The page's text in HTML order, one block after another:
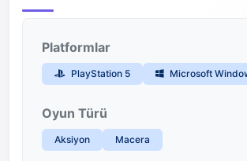
Platformlar
PlayStation 5 Microsoft
Oyun Türü
Aksiyon Macera